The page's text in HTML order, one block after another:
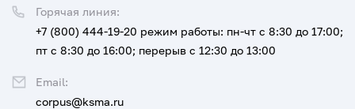
Горячая линия:
+7 (800) 444-19-20 режим работы: пн-чт с 8:30 до 17:00;
пт с 8:30 до 16:00; перерыв с 12:30 до 13:00
Email:
corpus@ksma.ru